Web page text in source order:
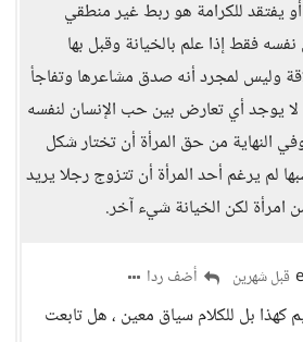
يفتقد للكرامة هو ربط غير منطقي
فقط إذا علم بالخيانة وقبل بها
وليس لمجرد أنه صدق مشاعرها وتفاجأ
لا يوجد أي تعارض بين حب الإنسان لنفسه
النهاية من حق المرأة أن تختار شكل
لم يرغم أحد المرأة أن تتزوج رجلا يريد
امرأة لكن الخيانة شيء آخر.
قبل شهرين أضف ردا
كهذا بل للكلام سياق معين ، هل تابعت